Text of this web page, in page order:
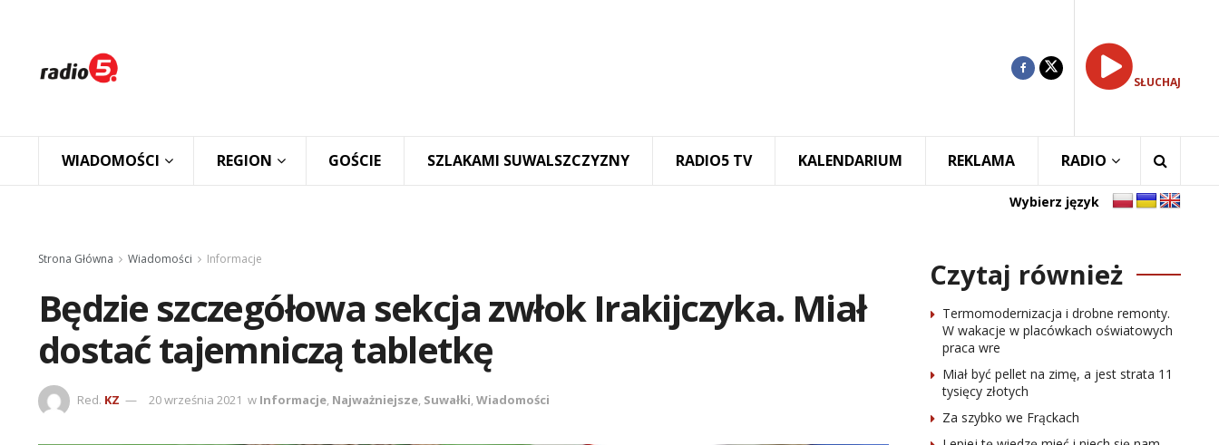
SŁUCHAJ
WIADOMOŚCI REGION GOŚCIE SZLAKAMI SUWALSZCZYZNY RADIO5 TV KALENDARIUM REKLAMA RADIO
Wybierz język
Strona Główna Wiadomości Informacje
Będzie szczegółowa sekcja zwłok Irakijczyka. Miał
dostać tajemniczą tabletkę
Red. KZ 20 września 2021 w Informacje, Najważniejsze, Suwałki,Wiadomości
Czytaj również
Termomodernizacja i drobne remonty.
W wakacje w placówkach oświatowych
praca wre
Miał być pellet na zimę, a jest strata 11
tysięcy złotych
Za szybko we Frąckach